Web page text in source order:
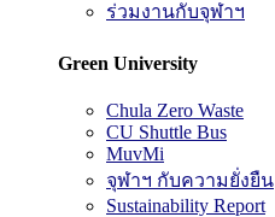
ร่วมงานกับจุฬาฯ
Green University
Chula Zero Waste
CU Shuttle Bus
MuvMi
จุฬาฯ กับความยั่งยืน
Sustainability Report